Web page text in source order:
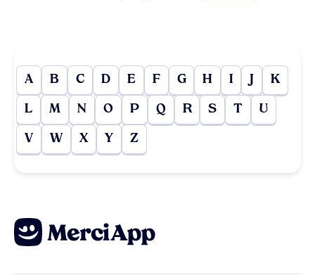
A B C D E F G H I J K
L M N O P Q R S T U
V W X Y Z